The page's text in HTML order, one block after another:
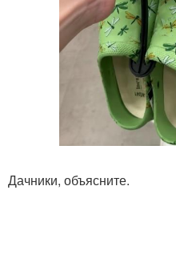
Дачники, объясните.